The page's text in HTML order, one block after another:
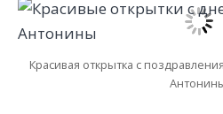
Красивая открытка с